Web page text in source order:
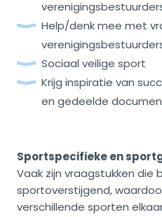
Help/denk mee met
Sociaal veilige sport
Krijg inspiratie van
en gedeelde
Sportspecifieke en
Vaak zijn vraagstukken die
sportoverstijgend,
verschillende sporten